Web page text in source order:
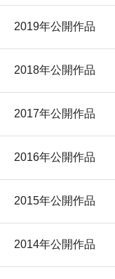
2019年公開作品
2018年公開作品
2017年公開作品
2016年公開作品
2015年公開作品
2014年公開作品